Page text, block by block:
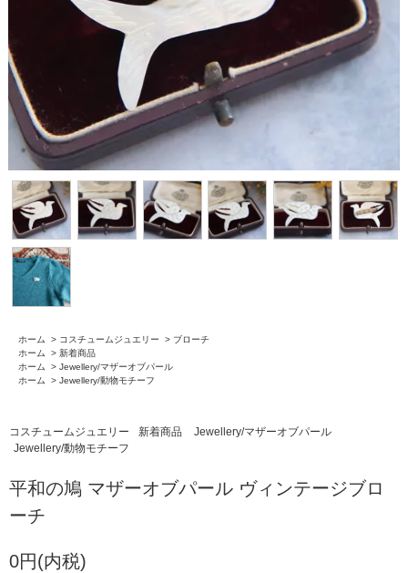
ホーム > コスチュームジュエリー > ブローチ
ホーム
> 新着商品
ホーム
> Jewellery/マザーオブパール
ホーム
> Jewellery/動物モチーフ
コスチュームジュエリー 新着商品
Jewellery/マザーオブパール
Jewellery/動物モチーフ
平和の鳩 マザーオブパール ヴィンテージブロ
ーチ
0円(内税)